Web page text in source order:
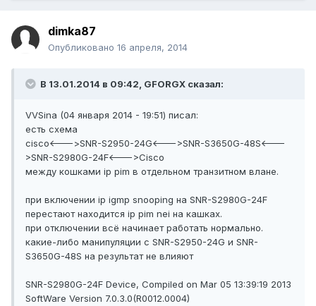
dimka87
Опубликовано 16 апреля, 2014
В 13.01.2014 в 09:42, GFORGX сказал:
VVSina (04 января 2014 - 19:51) писал:
есть схема
cisco<--->SNR-S2950-24G<--->SNR-S3650G-48S<---
>SNR-S2980G-24F<--->Cisco
между кошками ip pim в отдельном транзитном влане.
при включении ip igmp snooping на SNR-S2980G-24F
перестают находится ip pim nei на кашках.
при отключении всё начинает работать нормально.
какие-либо манипуляции с SNR-S2950-24G и SNR-
S3650G-48S на результат не влияют
SNR-S2980G-24F Device, Compiled on Mar 05 13:39:19 2013
SoftWare Version 7.0.3.0(R0012.0004)